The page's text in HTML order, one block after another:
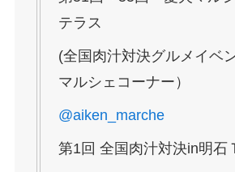
テラス
(全国肉汁対決グルメイベ
マルシェコーナー）
@aiken_marche
第1回 全国肉汁対決in明石